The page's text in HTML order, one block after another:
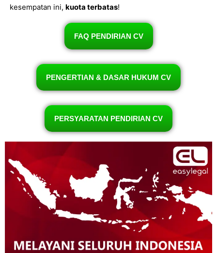
kesempatan ini, kuota terbatas!
FAQ PENDIRIAN CV
PENGERTIAN & DASAR HUKUM CV
PERSYARATAN PENDIRIAN CV